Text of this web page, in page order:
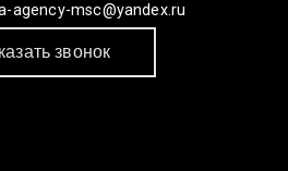
agency-msc@yandex.ru
звонок